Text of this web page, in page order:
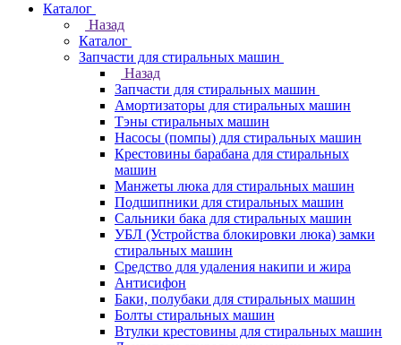
Каталог
Назад
Каталог
Запчасти для стиральных машин
Назад
Запчасти для стиральных машин
Амортизаторы для стиральных машин
Тэны стиральных машин
Насосы (помпы) для стиральных машин
Крестовины барабана для стиральных
машин
Манжеты люка для стиральных машин
Подшипники для стиральных машин
Сальники бака для стиральных машин
УБЛ (Устройства блокировки люка) замки
стиральных машин
Средство для удаления накипи и жира
Антисифон
Баки, полубаки для стиральных машин
Болты стиральных машин
Втулки крестовины для стиральных машин